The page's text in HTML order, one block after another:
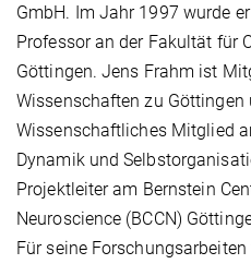
GmbH. Im Jahr 1997 wurde
Professor an der Fakultät für
Göttingen. Jens Frahm ist
Wissenschaften zu Göttingen
Wissenschaftliches Mitglied
Dynamik und
Projektleiter am Bernstein
Neuroscience (BCCN)
Für seine